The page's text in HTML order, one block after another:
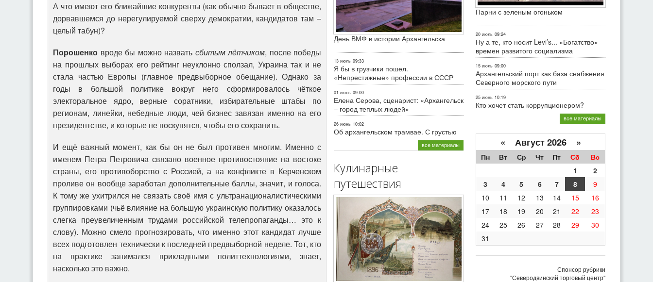
А что имеют его ближайшие конкуренты (как обычно бывает в обществе,
дорвавшемся до нерегулируемой сверху демократии, кандидатов там –
целый табун)?
Порошенко вроде бы можно назвать сбитым лётчиком, после победы
на прошлых выборах его рейтинг неуклонно сползал, Украина так и не
стала частью Европы (главное предвыборное обещание). Однако за
годы в большой политике вокруг него сформировалось чёткое
электоральное ядро, верные соратники, избирательные штабы по
регионам, линейки, небедные люди, чей бизнес завязан именно на его
президентстве, и которые не поскупятся, чтобы его сохранить.
И ещё важный момент, как бы он не был противен многим. Именно с
именем Петра Петровича связано военное противостояние на востоке
страны, его противоборство с Россией, а на конфликте в Керченском
проливе он вообще заработал дополнительные баллы, значит, и голоса.
К тому же ухитрился не связать своё имя с ультранационалистическими
группировками (чьё влияние на большую украинскую политику оказалось
слегка преувеличенным трудами российской телепропаганды… это к
слову). Можно смело прогнозировать, что именно этот кандидат лучше
всех подготовлен технически к последней предвыборной неделе. Тот, кто
на практике занимался прикладными политтехнологиями, знает,
насколько это важно.
День ВМФ в истории Архангельска
13 июль 09:33
Я бы в грузчики пошел.
«Непрестижные» профессии в СССР
01 июль 09:00
Елена Серова, сценарист: «Архангельск
– город теплых людей»
26 июнь 10:02
Об архангельском трамвае. С грустью
все материалы
Кулинарные
путешествия
Парни с зеленым огоньком
20 июль 09:24
Ну а те, кто носит Levi’s... «Богатство»
времен развитого социализма
15 июль 09:00
Архангельский порт как база снабжения
Северного морского пути
25 июнь 10:19
Кто хочет стать коррупционером?
все материалы
« Август 2026 »
Пн Вт Ср Чт Пт Сб
Вс
1
2
3
4 5 6 7 8
9
10
11 12 13 14 15
16
17
18 19 20 21 22
23
24
25 26 27 28 29
30
31
Спонсор рубрики
"Северодвинский торговый центр"